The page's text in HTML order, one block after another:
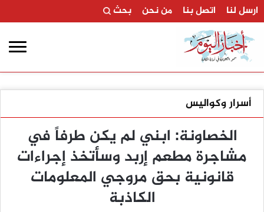
ارسل لنا اتصل بنا من نحن بحث
أسرار وكواليس
الخصاونة: ابني لم يكن طرفاً في
مشاجرة مطعم إربد وسأتخذ إجراءات
قانونية بحق مروجي المعلومات
الكاذبة